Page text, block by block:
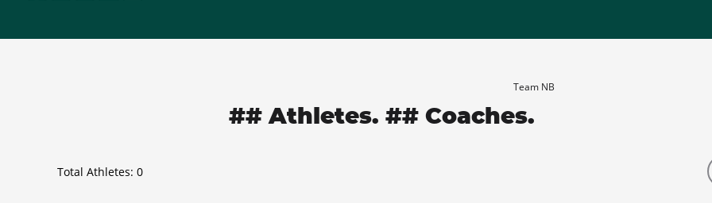
Team NB
## Athletes. ## Coaches.
Total Athletes: 0